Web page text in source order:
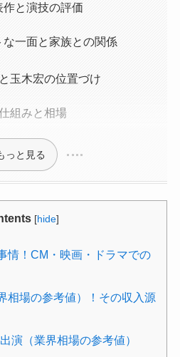
作と演技の評価
な一面と家族との関係
玉木宏の位置づけ
組みと相場
っと見る
[hide]
情！CM・映画・ドラマでの
相場の参考値）！その収入源
演（業界相場の参考値）